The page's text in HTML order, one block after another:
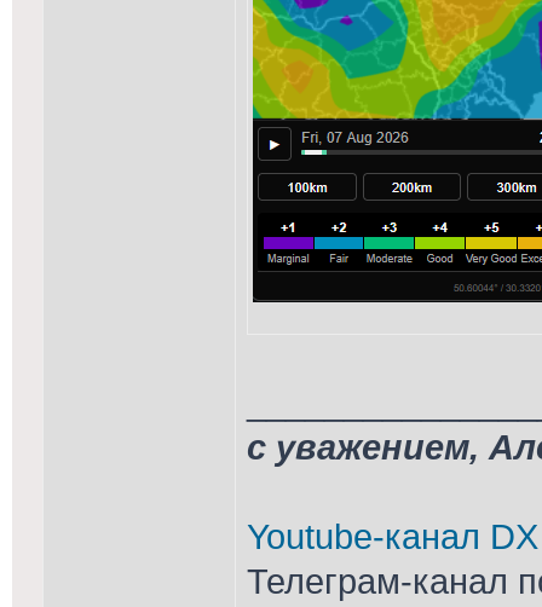
с уважением,
Youtube-канал
Телеграм-канал